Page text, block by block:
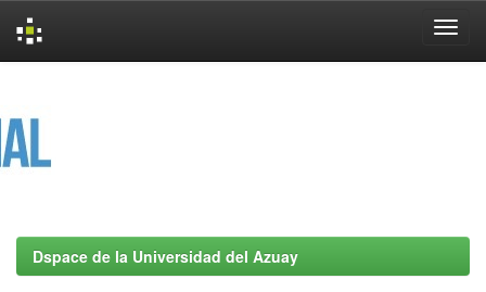
Dspace de la Universidad del Azuay